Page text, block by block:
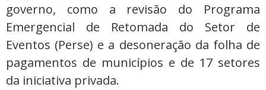
governo, como a revisão do Programa
Emergencial de Retomada do Setor de
Eventos (Perse) e a desoneração da folha de
pagamentos de municípios e de 17 setores
da iniciativa privada.